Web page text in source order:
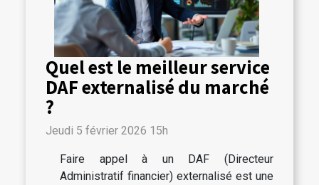
Quel est le meilleur service
DAF externalisé du marché
?
Jeudi 5 février 2026 15h
Faire appel à un DAF (Directeur
Administratif financier) externalisé est une